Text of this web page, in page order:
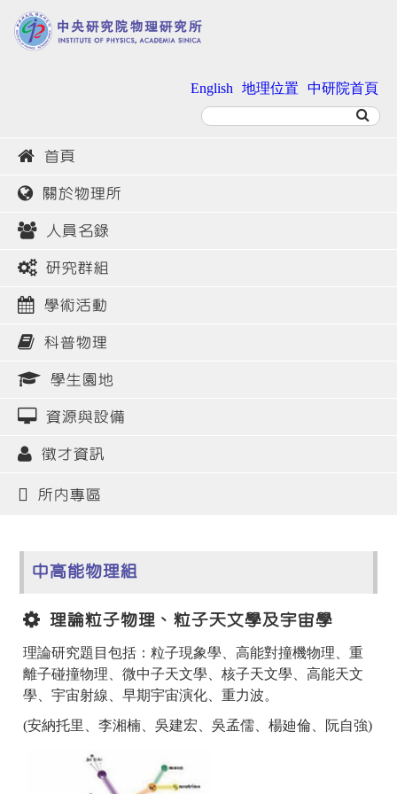
English 地理位置 中研院首頁
首頁
關於物理所
人員名錄
研究群組
學術活動
科普物理
學生園地
資源與設備
徵才資訊
所內專區
中高能物理組
理論粒子物理、粒子天文學及宇宙學
理論研究題目包括：粒子現象學、高能對撞機物理、重
離子碰撞物理、微中子天文學、核子天文學、高能天文
學、宇宙射線、早期宇宙演化、重力波。
(安納托里、李湘楠、吳建宏、吳孟儒、楊廸倫、阮自強)